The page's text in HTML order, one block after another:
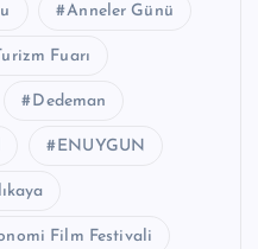
Anneler Günü
Fuarı
Dedeman
ENUYGUN
Film Festivali